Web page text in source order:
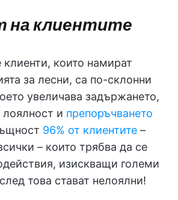
на клиентите
клиенти, които намират
за лесни, са по-склонни
увеличава задържането,
лоялност и препоръчването
96% от клиентите –
– които трябва да се
изискващи големи
това стават нелоялни!